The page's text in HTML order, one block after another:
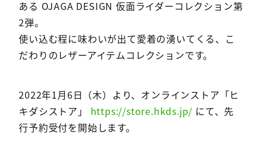
ある OJAGA DESIGN 仮面ライダーコレクション第
2弾。
使い込む程に味わいが出て愛着の湧いてくる、こ
だわりのレザーアイテムコレクションです。
2022年1月6日（木）より、オンラインストア「ヒ
キダシストア」 https://store.hkds.jp/ にて、先
行予約受付を開始します。